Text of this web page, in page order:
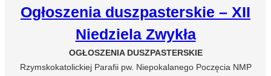
Ogłoszenia duszpasterskie – XII
Niedziela Zwykła
OGŁOSZENIA DUSZPASTERSKIE
Rzymskokatolickiej Parafii pw. Niepokalanego Poczęcia NMP